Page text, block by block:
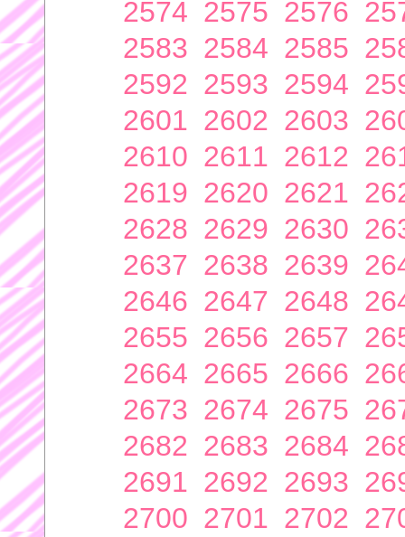
2574 2575 2576
2583 2584 2585
2592 2593 2594
2601 2602 2603
2610 2611 2612
2619 2620 2621
2628 2629 2630
2637 2638 2639
2646 2647 2648
2655 2656 2657
2664 2665 2666
2673 2674 2675
2682 2683 2684
2691 2692 2693
2700 2701 2702